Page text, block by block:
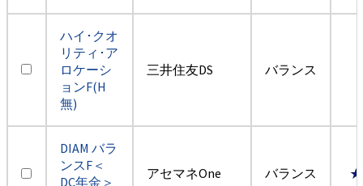
ハイ･クオ
リティ･ア
ロケーシ
ョンF(H
無)
三井住友DS バランス
DIAM バラ
ンスF＜
DC年金＞
アセマネOne バランス